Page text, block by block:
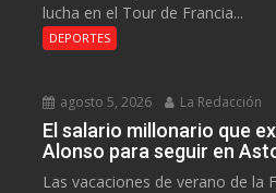
lucha en el Tour de Francia...
DEPORTES
agosto 5, 2026 La Redacción
El salario millonario que
Alonso para seguir en
Las vacaciones de verano de la